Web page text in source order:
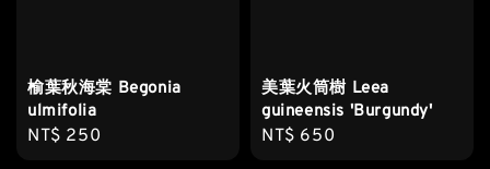
榆葉秋海棠 Begonia
ulmifolia
Regular
NT$ 250
美葉火筒樹 Leea
guineensis 'Burgundy'
Regular
NT$ 650